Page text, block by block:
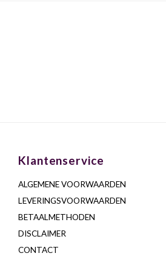
Klantenservice
ALGEMENE VOORWAARDEN
LEVERINGSVOORWAARDEN
BETAALMETHODEN
DISCLAIMER
CONTACT